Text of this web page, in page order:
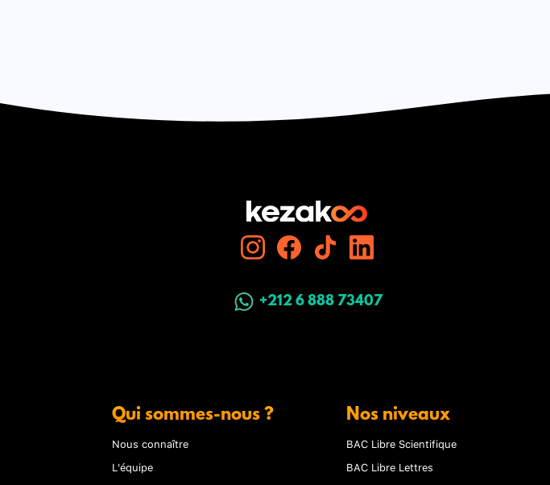
+212 6 888 73407
Qui sommes-nous ?
Nous connaître
L'équipe
Nos niveaux
BAC Libre Scientifique
BAC Libre Lettres